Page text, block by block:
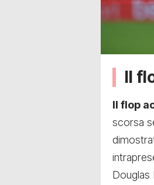
Il
Il flop
scorsa
Douglas